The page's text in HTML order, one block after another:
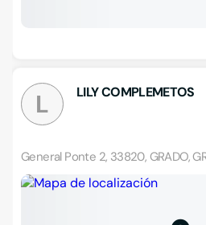
L LILY COMPLEMETOS
General Ponte 2, 33820, GRADO,